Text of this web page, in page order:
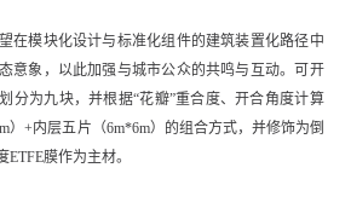
在模块化设计与标准化组件的建筑装置化路径中
意象，以此加强与城市公众的共鸣与互动。可开
分为九块，并根据“花瓣”重合度、开合角度计算
）+内层五片（6m*6m）的组合方式，并修饰为倒
膜作为主材。